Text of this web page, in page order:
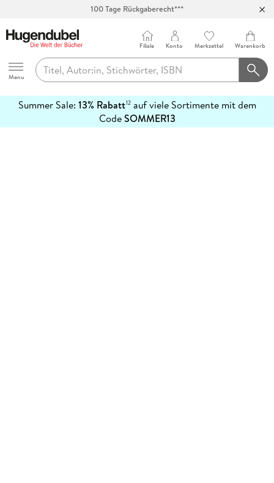
100 Tage Rückgaberecht***
Hugendubel
Menu
Filiale Konto Merkzettel Warenkorb
Summer Sale: 13% Rabatt12auf viele Sortimente mit dem
CodeSOMMER13
erfahren